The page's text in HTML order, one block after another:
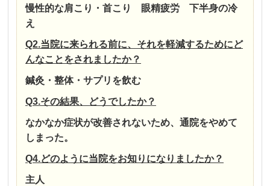
慢性的な肩こり・首こり 眼精疲労 下半身の冷
え
Q2.当院に来られる前に、それを軽減するためにど
んなことをされましたか？
鍼灸・整体・サプリを飲む
Q3.その結果、どうでしたか？
なかなか症状が改善されないため、通院をやめて
しまった。
Q4.どのように当院をお知りになりましたか？
主人